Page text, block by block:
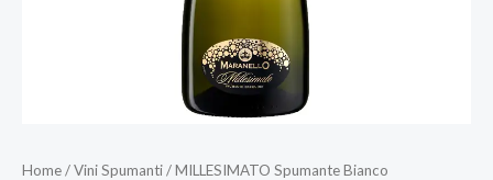
Home/Vini Spumanti/ MILLESIMATO Spumante Bianco